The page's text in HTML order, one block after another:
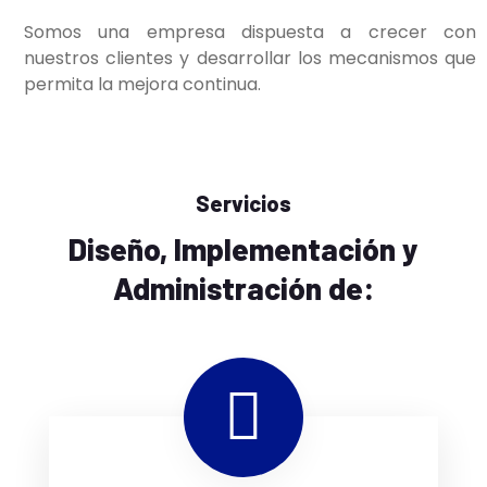
Somos una empresa dispuesta a crecer con
nuestros clientes y desarrollar los mecanismos que
permita la mejora continua.
Servicios
Diseño, Implementación y
Administración de: